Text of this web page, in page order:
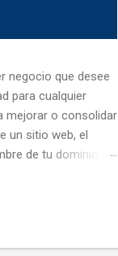
negocio que desee
para cualquier
mejorar o consolidar
un sitio web, el
de tu dominio
Tan solo hace
entre varias